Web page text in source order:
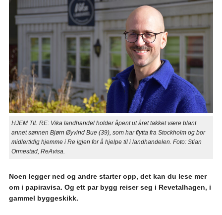
HJEM TIL RE: Vika landhandel holder åpent ut året takket være blant
annet sønnen Bjørn Øyvind Bue (39), som har flytta fra Stockholm og bor
midlertidig hjemme i Re igjen for å hjelpe til i landhandelen. Foto: Stian
Ormestad, ReAvisa.
Noen legger ned og andre starter opp, det kan du lese mer
om i papiravisa. Og ett par bygg reiser seg i Revetalhagen, i
gammel byggeskikk.